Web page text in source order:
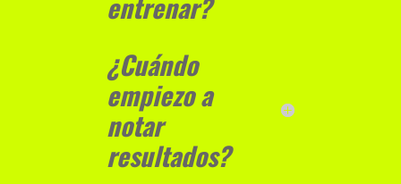
¿Cuándo
empiezo a
notar
resultados?